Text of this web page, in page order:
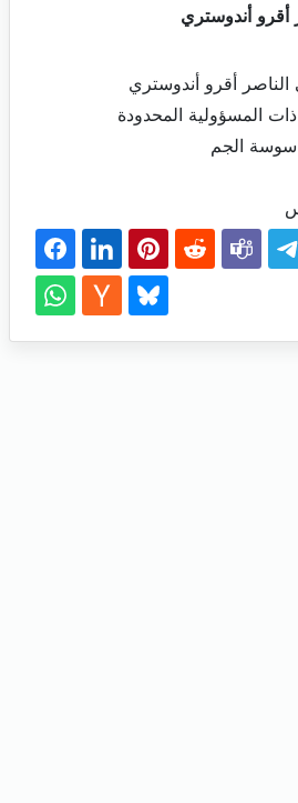
أقرو أندوستري
الناصر أقرو أندوستري
المسؤولية المحدودة
الجم